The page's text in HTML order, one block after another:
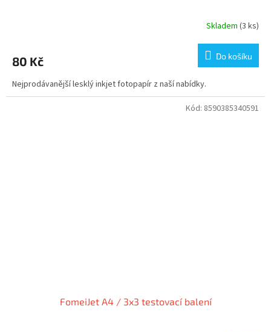
Skladem (3 ks)
80 Kč Do košíku
Nejprodávanější lesklý inkjet fotopapír z naší nabídky.
FomeiJet A4 / 3x3 testovací balení
Kód: 8590385340591